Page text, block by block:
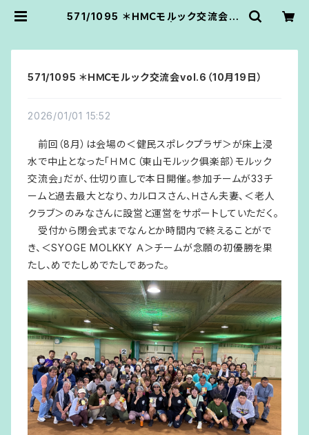
571/1095 ＊ＨＭＣモルック交流会vo
571/1095 ＊ＨＭＣモルック交流会vol.6（10月19日）
2026/01/01 15:52
前回（8月）は会場の＜健民スポレクプラザ＞が床上浸
水で中止となった「ＨＭＣ（東山モルック俱楽部）モルック
交流会」だが、仕切り直しで本日開催。参加チームが33チ
ームと過去最大となり、カルロスさん、Ｈさん夫妻、＜老人
クラブ＞のみなさんに設営と運営をサポートしていただく。
受付から閉会式までなんとか時間内で終えることがで
き、＜SYOGE MOLKKY Ａ＞チームが念願の初優勝を果
たし、めでたしめでたしであった。